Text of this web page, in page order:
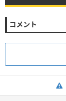
コメント